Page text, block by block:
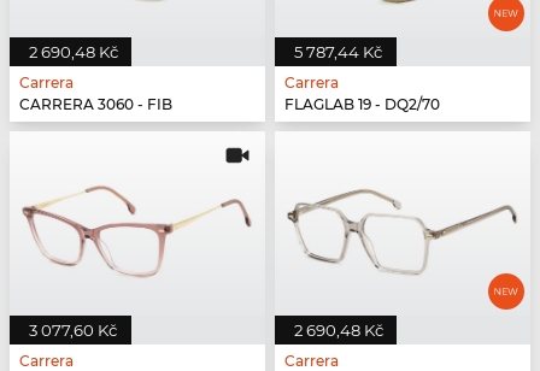
2 690,48 Kč
Carrera
CARRERA 3060 - FIB
5 787,44 Kč
Carrera
FLAGLAB 19 - DQ2/70
3 077,60 Kč
Carrera
2 690,48 Kč
Carrera